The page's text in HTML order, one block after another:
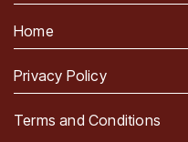
Home
Privacy Policy
Terms and Conditions